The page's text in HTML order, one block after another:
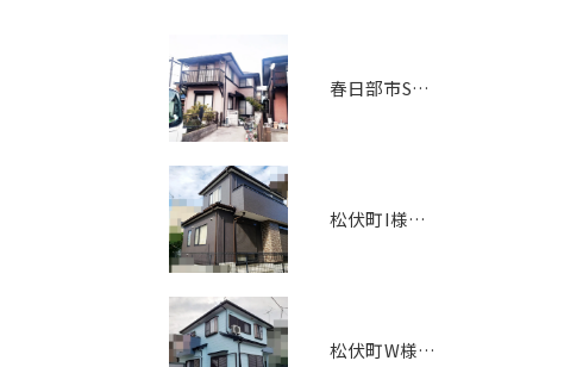
春日部市S様邸塗装工事事例
松伏町I様邸外壁塗装・屋根ｶﾊﾞｰ工法施工事例
松伏町W様邸 外壁塗装施工事例